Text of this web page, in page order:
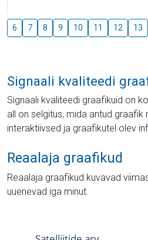
6 7 8 9 10 11 12 13
Signaali kvaliteedi
Signaali kvaliteedi graafikuid on
all on selgitus, mida antud graafik
interaktiivsed ja graafikutel olev
Reaalaja graafikud
Reaalaja graafikud kuvavad
uuenevad iga minut.